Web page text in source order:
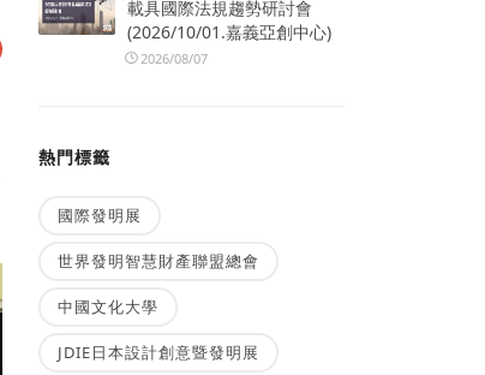
載具國際法規趨勢研討會
(2026/10/01.嘉義亞創中心)
2026/08/07
熱門標籤
國際發明展
世界發明智慧財產聯盟總會
中國文化大學
JDIE日本設計創意暨發明展